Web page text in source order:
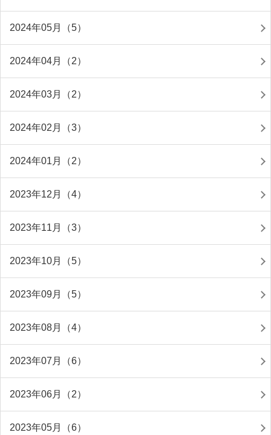
2024年05月（5）
2024年04月（2）
2024年03月（2）
2024年02月（3）
2024年01月（2）
2023年12月（4）
2023年11月（3）
2023年10月（5）
2023年09月（5）
2023年08月（4）
2023年07月（6）
2023年06月（2）
2023年05月（6）